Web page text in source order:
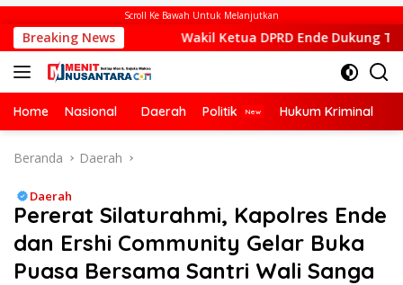
Scroll Ke Bawah Untuk Melanjutkan
Breaking NewsWakil Ketua DPRD Ende Dukung Transformasi
Home Nasional Daerah Politik Hukum Kriminal
Beranda Daerah
Daerah
​Pererat Silaturahmi, Kapolres Ende
dan Ershi Community Gelar Buka
Puasa Bersama Santri Wali Sanga